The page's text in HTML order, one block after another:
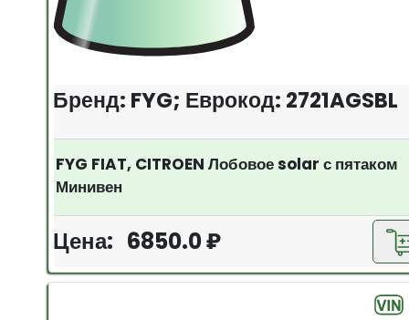
Бренд: FYG; Еврокод: 2721AGSBL
FYG FIAT, CITROEN Лобовое solar с пятаком
Минивен
Цена: 6850.0 ₽